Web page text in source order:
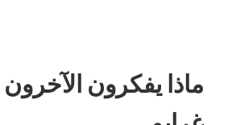
ماذا يفكرون